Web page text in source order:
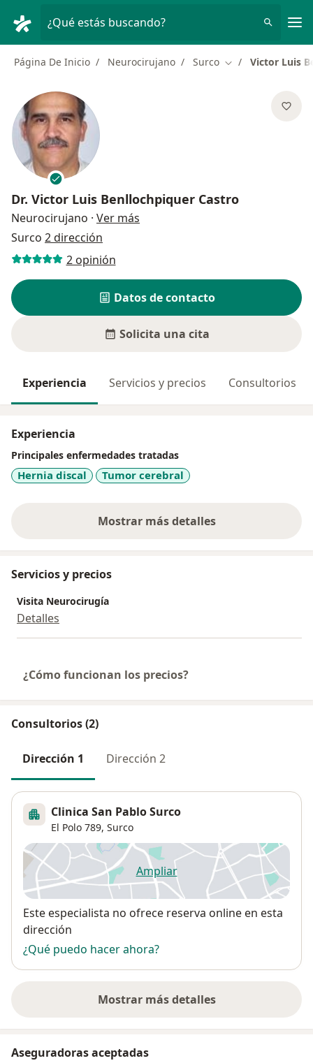
¿Qué estás buscando?
Página De Inicio Neurocirujano Surco Cambiar de ciudad
Victor Luis
Dr. Victor Luis Benllochpiquer Castro
Neurocirujano · Ver más
Surco 2 dirección
2 opinión
Datos de contacto
Solicita una cita
Experiencia Servicios y precios Consultorios
Experiencia
Principales enfermedades tratadas
Hernia discal Tumor cerebral
Mostrar más detalles
sobre la experiencia
Servicios y precios
Visita Neurocirugía
Detalles
¿Cómo funcionan los precios?
Consultorios (2)
Dirección 1 Dirección 2
Clinica San Pablo Surco
El Polo 789, Surco
Ampliarse abre en una nueva
Disponibilidad
Este especialista no ofrece reserva online en esta
dirección
¿Qué puedo hacer ahora?
Mostrar más detalles
sobre la dirección
Aseguradoras aceptadas